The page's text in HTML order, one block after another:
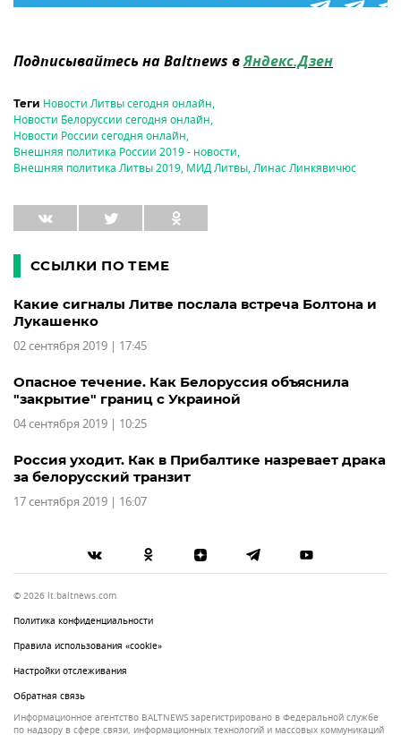
Подписывайтесь на Baltnews вЯндекс.Дзен
Теги Новости Литвы сегодня онлайн,
Новости Белоруссии сегодня онлайн,
Новости России сегодня онлайн,
Внешняя политика России 2019 - новости,
Внешняя политика Литвы 2019, МИД Литвы,Линас Линкявичюс
ССЫЛКИ ПО ТЕМЕ
Какие сигналы Литве послала встреча Болтона и
Лукашенко
02 сентября 2019 | 17:45
Опасное течение. Как Белоруссия объяснила
"закрытие" границ с Украиной
04 сентября 2019 | 10:25
Россия уходит. Как в Прибалтике назревает драка
за белорусский транзит
17 сентября 2019 | 16:07
© 2026 lt.baltnews.com
Политика конфиденциальности
Правила использования «cookie»
Настройки отслеживания
Обратная связь
Информационное агентство BALTNEWS зарегистрировано в Федеральной службе
по надзору в сфере связи, информационных технологий и массовых коммуникаций